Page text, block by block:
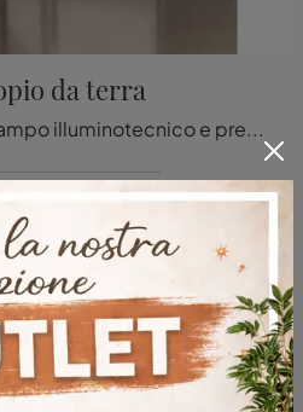
da terra
Stilnovo è esperta in campo illuminotecnico e presenta una ricca offerta di lampade da terra per interni ideali per le tue esigenze abitative.